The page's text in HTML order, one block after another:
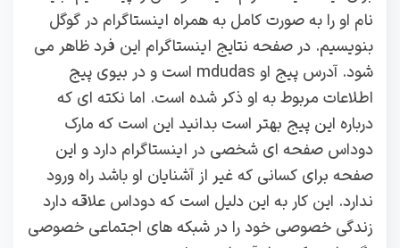
نام او را به صورت کامل به همراه اینستاگرام در گوگل
بنویسیم. در صفحه نتایج اینستاگرام این فرد ظاهر می
شود. آدرس پیج او mdudas است و در بیوی پیج
اطلاعات مربوط به او ذکر شده است. اما نکته ای که
درباره این پیج بهتر است بدانید این است که مارک
دوداس صفحه ای شخصی در اینستاگرام دارد و این
صفحه برای کسانی که غیر از آشنایان او باشد راه ورود
ندارد. این کار به این دلیل است که دوداس علاقه دارد
زندگی خصوصی خود را در شبکه های اجتماعی خصوصی